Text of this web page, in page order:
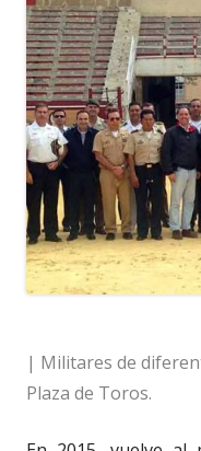
| Militares de
Plaza de Toros.